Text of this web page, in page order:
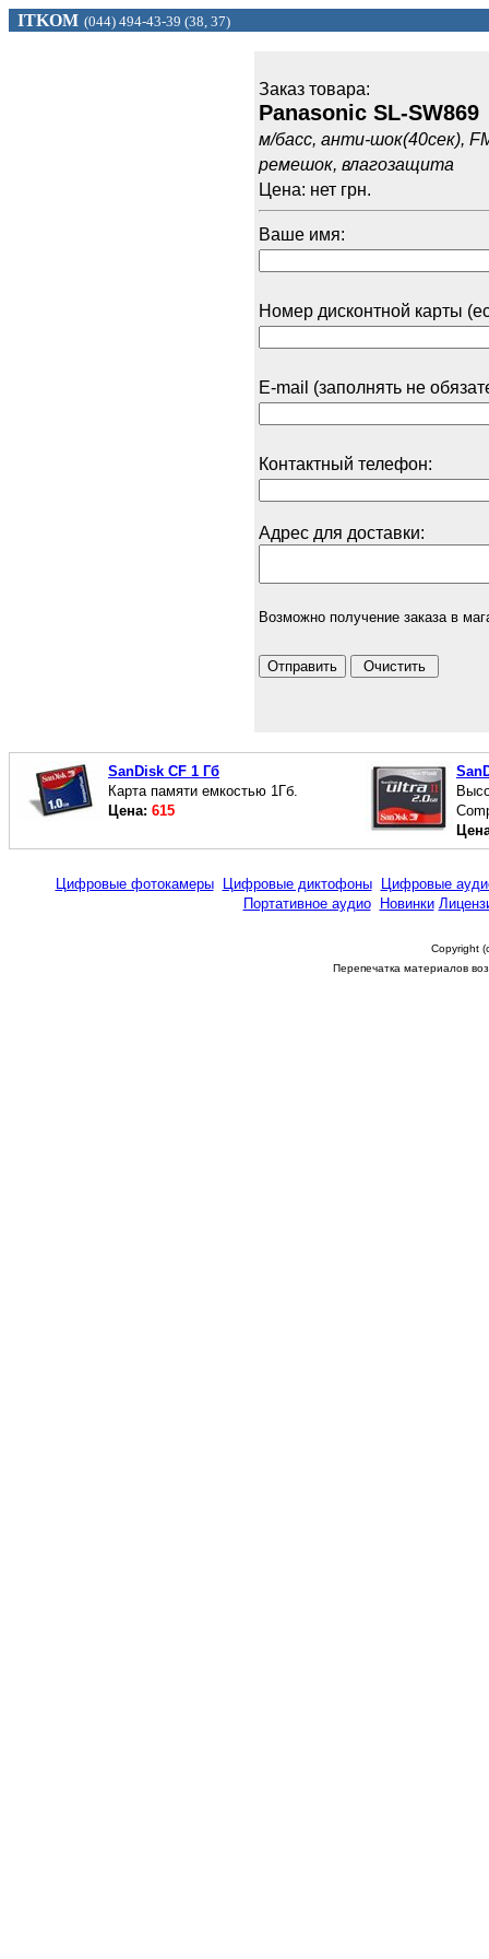
ITKOM (044) 494-43-39 (38, 37)
Заказ товарa:
Panasonic SL-SW869
м/басс, анти-шок(40сек),
ремешок, влагозащита
Цена: нет грн.
Ваше имя:
Номер дисконтной карты
E-mail (заполнять не
Контактный телефон:
Адрес для доставки:
Возможно получение заказа в
SanDisk CF 1 Гб
Карта памяти емкостью 1Гб.
Цена: 615
Цифровые фотокамеры Цифровые диктофоны
Цифровые
Портативное аудио
Новинки
Copyright
Перепечатка материалов